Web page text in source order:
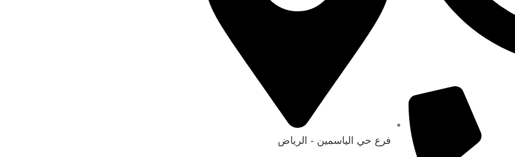
فرع حي الياسمين - الرياض